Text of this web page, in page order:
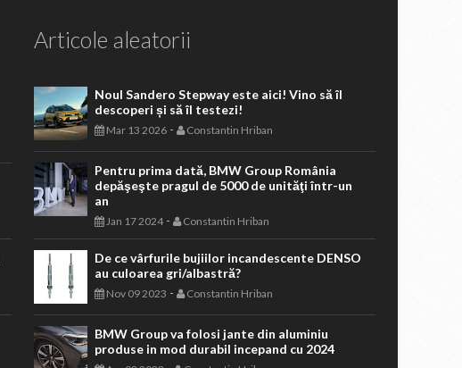
Articole aleatorii
Noul Sandero Stepway este aici! Vino să îl
descoperi și să îl testezi!
Mar 13 2026- Constantin Hriban
Pentru prima dată, BMW Group România
depăşeşte pragul de 5000 de unităţi într-un
an
Jan 17 2024- Constantin Hriban
De ce vârfurile bujiilor incandescente DENSO
au culoarea gri/albastră?
Nov 09 2023 - Constantin Hriban
BMW Group va folosi jante din aluminiu
produse in mod durabil incepand cu 2024